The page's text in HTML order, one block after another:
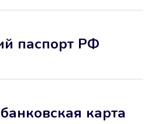
паспорт РФ
карта